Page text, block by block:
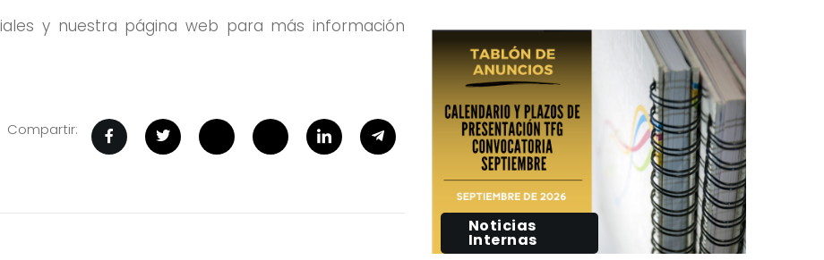
y nuestra página web para más información
Compartir:
Noticias
Internas